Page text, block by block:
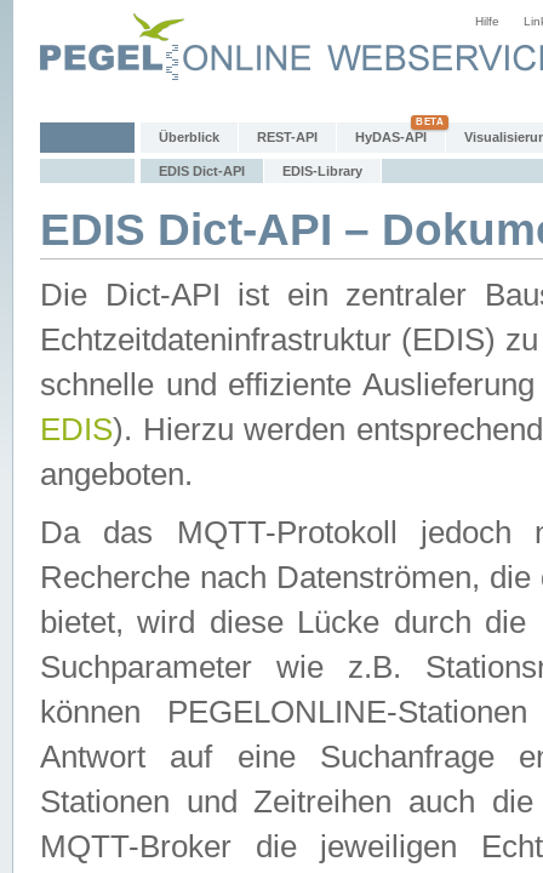
Hilfe
Überblick REST-API HyDAS-API
EDIS Dict-API EDIS-Library
EDIS Dict-API –
Die Dict-API ist ein zentraler
Echtzeitdateninfrastruktur (EDIS)
schnelle und effiziente
EDIS). Hierzu werden
angeboten.
Da das MQTT-Protokoll jedoch
Recherche nach Datenströmen,
bietet, wird diese Lücke durch die
Suchparameter wie z.B.
können PEGELONLINE-
Antwort auf eine Suchanfrage
Stationen und Zeitreihen auch
MQTT-Broker die jeweiligen